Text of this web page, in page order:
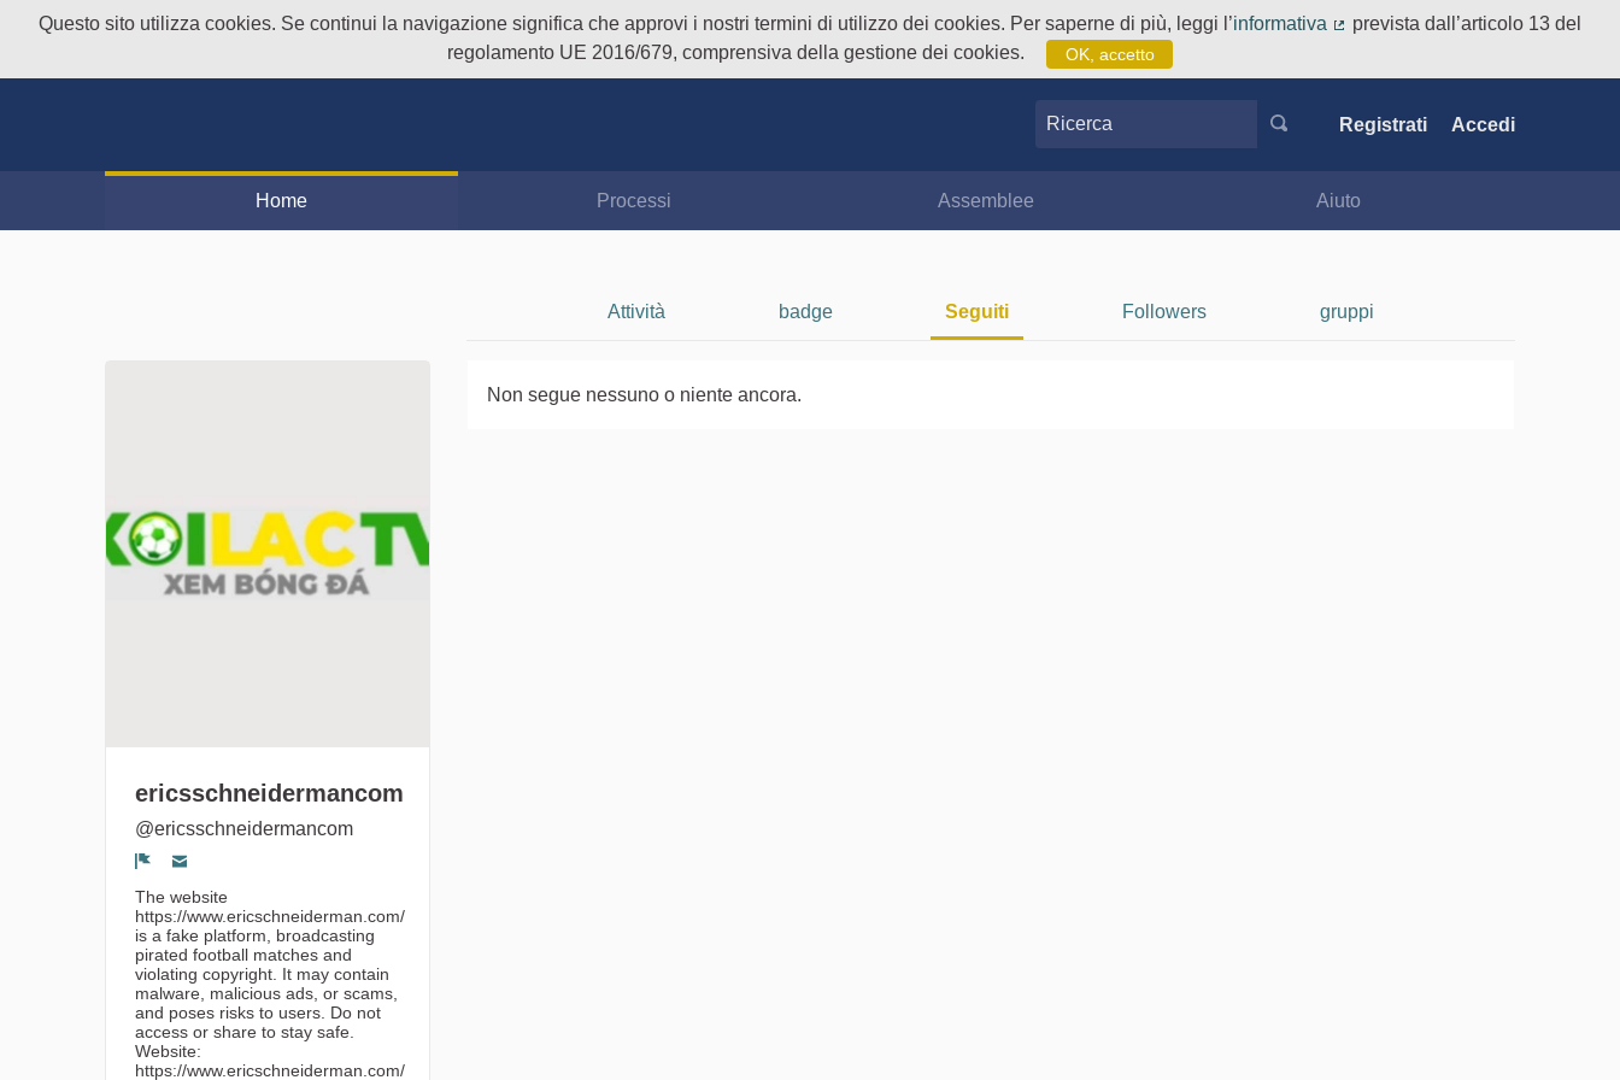
Questo sito utilizza cookies. Se continui la navigazione significa che approvi i nostri termini di utilizzo dei cookies. Per saperne di più, leggi l’informativa
prevista dall’articolo 13 del
regolamento UE 2016/679, comprensiva della gestione dei cookies.
OK, accetto
Ricerca Registrati Accedi
Home Processi Assemblee Aiuto
Attività badge Seguiti Followers gruppi
ericsschneidermancom
@ericsschneidermancom
Segnala un problema
The website
https://www.ericschneiderman.com/
is a fake platform, broadcasting
pirated football matches and
violating copyright. It may contain
malware, malicious ads, or scams,
and poses risks to users. Do not
access or share to stay safe.
Website:
https://www.ericschneiderman.com/
Non segue nessuno o niente ancora.